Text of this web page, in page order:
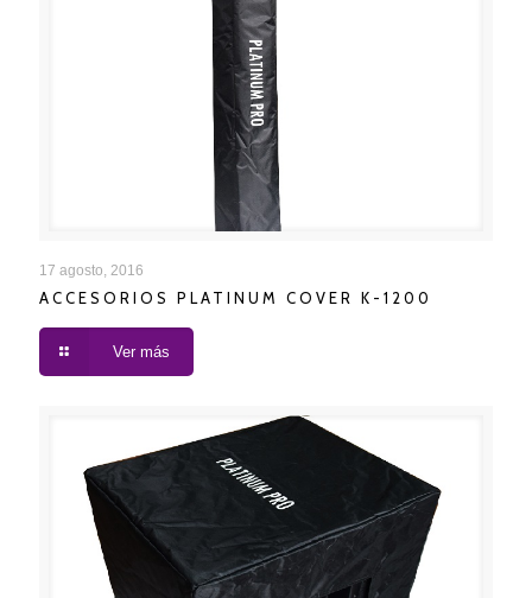
ACCESORIOS PLATINUM COVER K-1200
17 agosto, 2016
ACCESORIOS PLATINUM COVER K-1200
Ver más